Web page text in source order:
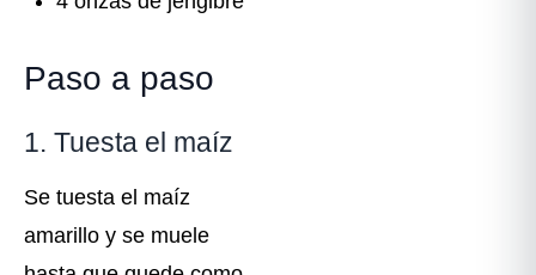
Paso a paso
1. Tuesta el maíz
Se tuesta el maíz
amarillo y se muele